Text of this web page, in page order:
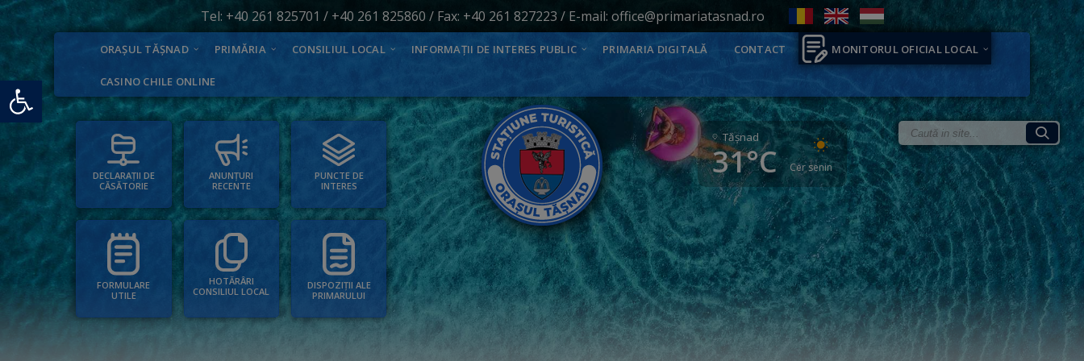
Deschide bara de unelte
Tel: +40 261 825701 / +40 261 825860 / Fax: +40 261 827223 / E-mail: office@primariatasnad.ro
ORAȘUL TĂȘNAD PRIMĂRIA CONSILIUL LOCAL INFORMAȚII DE INTERES PUBLIC PRIMARIA DIGITALĂ CONTACT MONITORUL OFICIAL LOCAL
CASINO CHILE ONLINE
DECLARAȚII DE
CĂSĂTORIE
ANUNȚURI
RECENTE
PUNCTE DE
INTERES
FORMULARE
UTILE
HOTĂRÂRI
CONSILIUL LOCAL
DISPOZIȚII ALE
PRIMARULUI
Tăşnad
31°C Cer senin